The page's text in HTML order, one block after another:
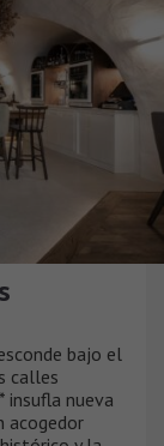
bajo el
calles
insufla nueva
acogedor